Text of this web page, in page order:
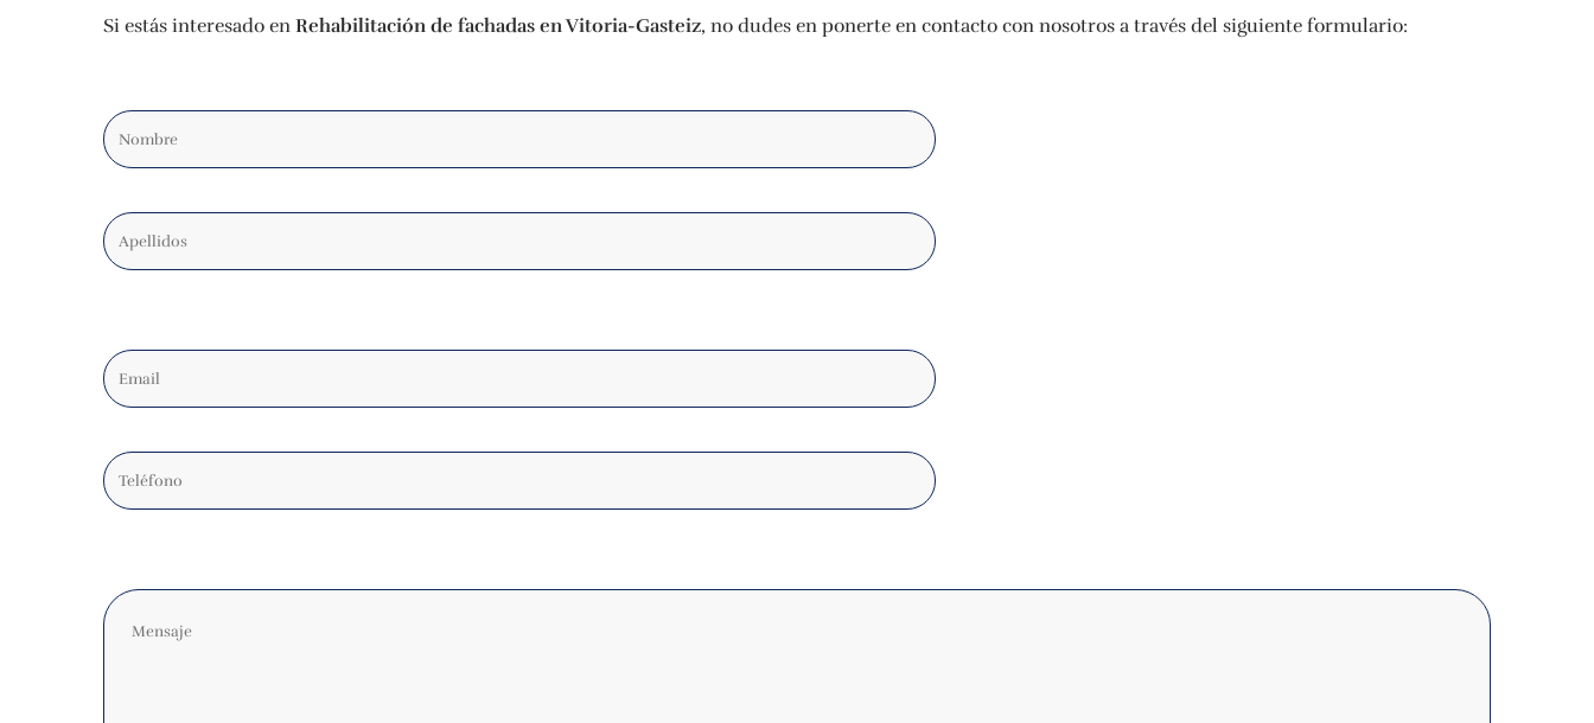
Si estás interesado en Rehabilitación de fachadas en Vitoria-Gasteiz, no dudes en ponerte en contacto con nosotros a través del siguiente formulario: